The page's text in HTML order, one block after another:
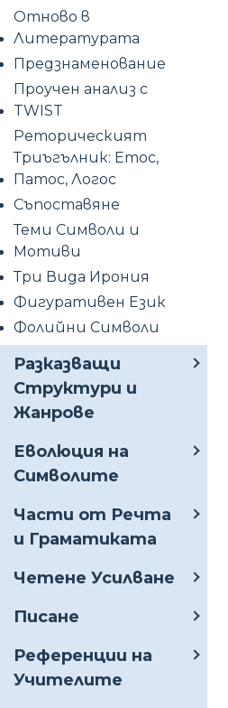
Отново в
Литературата
Предзнаменование
Проучен анализ с
TWIST
Реторическият
Триъгълник: Етос,
Патос, Логос
Съпоставяне
Теми Символи и
Мотиви
Три Вида Ирония
Фигуративен Език
Фолийни Символи
Разказващи
Структури и
Жанрове
Еволюция на
Символите
Части от Речта
и Граматиката
Четене Усилване
Писане
Референции на
Учителите